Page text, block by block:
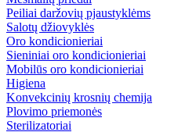
Peiliai daržovių pjaustyklėms
Salotų džiovyklės
Oro kondicionieriai
Sieniniai oro kondicionieriai
Mobilūs oro kondicionieriai
Higiena
Konvekcinių krosnių chemija
Plovimo priemonės
Sterilizatoriai